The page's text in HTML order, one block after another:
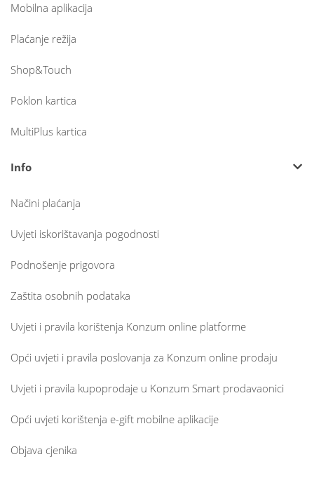
Mobilna aplikacija
Plaćanje režija
Shop&Touch
Poklon kartica
MultiPlus kartica
Info
Načini plaćanja
Uvjeti iskorištavanja pogodnosti
Podnošenje prigovora
Zaštita osobnih podataka
Uvjeti i pravila korištenja Konzum online platforme
Opći uvjeti i pravila poslovanja za Konzum online prodaju
Uvjeti i pravila kupoprodaje u Konzum Smart prodavaonici
Opći uvjeti korištenja e-gift mobilne aplikacije
Objava cjenika